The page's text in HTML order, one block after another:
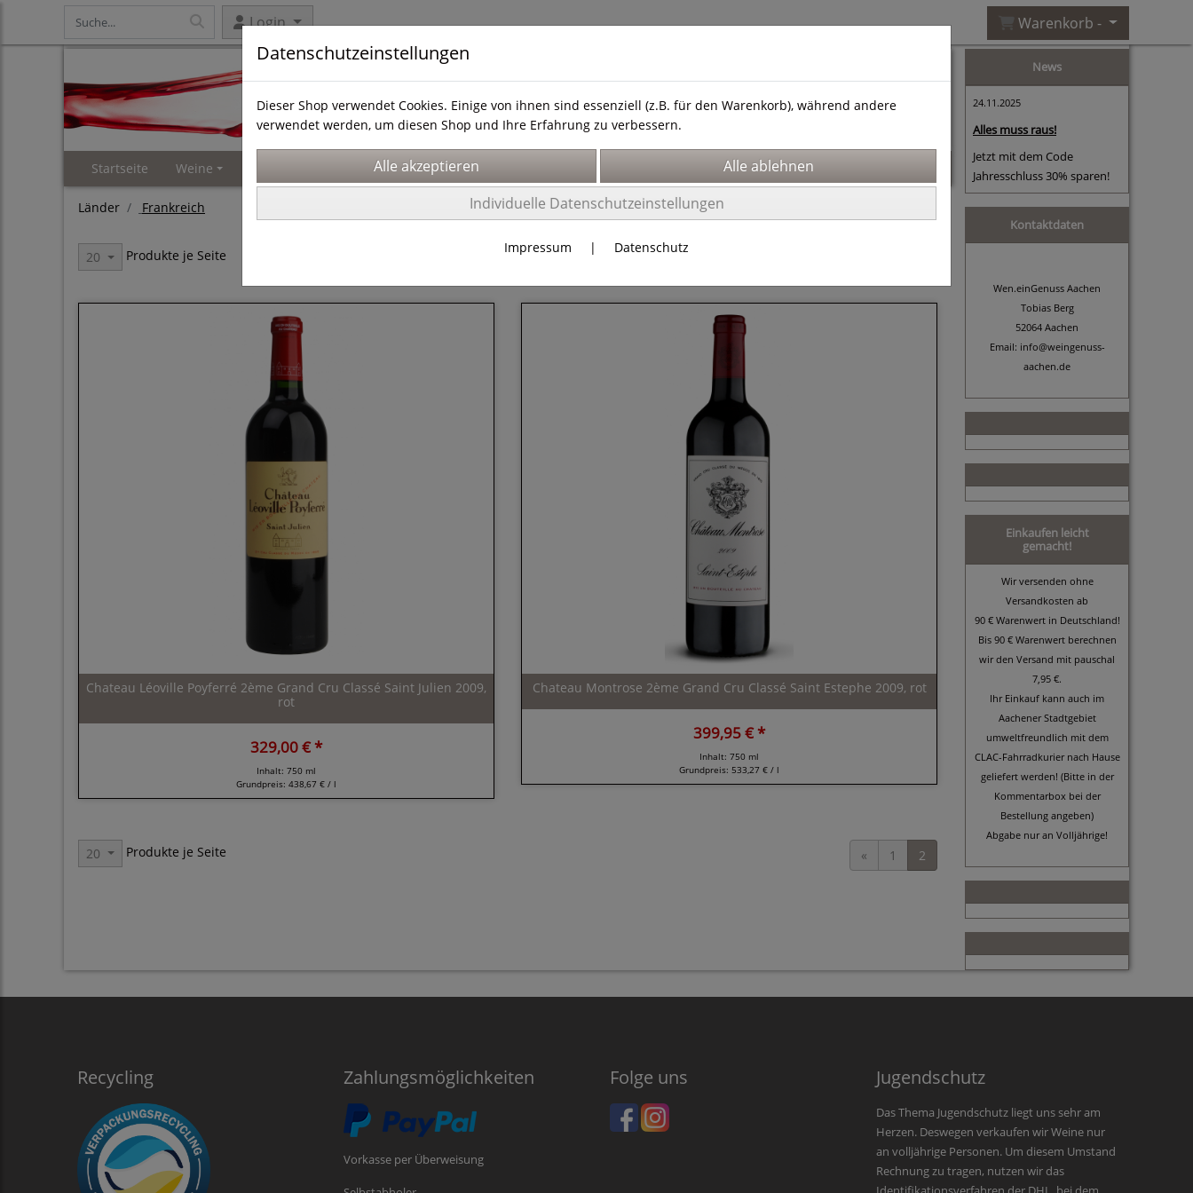
Login Warenkorb -
Startseite Weine Events & Service Hier finden Sie uns!
Länder Frankreich
20 Produkte je Seite
Chateau Léoville Poyferré 2ème Grand Cru Classé Saint Julien 2009,
rot
329,00 € *
Inhalt: 750 ml
Grundpreis: 438,67 € / l
Chateau Montrose 2ème Grand Cru Classé Saint Estephe 2009, rot
399,95 € *
Inhalt: 750 ml
Grundpreis: 533,27 € / l
20 Produkte je Seite « 1 2
News
24.11.2025
Alles muss raus!
Jetzt mit dem Code
Jahresschluss 30% sparen!
Kontaktdaten
Wen.einGenuss Aachen
Tobias Berg
52064 Aachen
Email: info@weingenuss-
aachen.de
Einkaufen leicht
gemacht!
Wir versenden ohne
Versandkosten ab
90 € Warenwert in Deutschland!
Bis 90 € Warenwert berechnen
wir den Versand mit pauschal
7,95 €.
Ihr Einkauf kann auch im
Aachener Stadtgebiet
umweltfreundlich mit dem
CLAC-Fahrradkurier nach Hause
geliefert werden! (Bitte in der
Kommentarbox bei der
Bestellung angeben)
Abgabe nur an Volljährige!
Recycling Zahlungsmöglichkeiten
Vorkasse per Überweisung
Folge uns Jugendschutz
Das Thema Jugendschutz liegt uns sehr am
Herzen. Deswegen verkaufen wir Weine nur
an volljährige Personen. Um diesem Umstand
Rechnung zu tragen, nutzen wir das
Datenschutzeinstellungen
Dieser Shop verwendet Cookies. Einige von ihnen sind essenziell (z.B. für den Warenkorb), während andere
verwendet werden, um diesen Shop und Ihre Erfahrung zu verbessern.
Individuelle Datenschutzeinstellungen
Impressum | Datenschutz